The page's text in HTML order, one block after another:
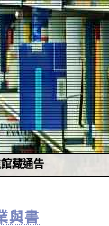
藏通告
與書